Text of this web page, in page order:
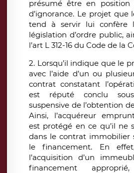
présumé être en position
d’ignorance. Le projet que
tend à servir lui confère
législation d’ordre public,
l’art L 312-16 du Code de la
2. Lorsqu’il indique que le
avec l’aide d’un ou
contrat constatant
est réputé conclu
suspensive de l’obtention
Ainsi, l’acquéreur
est protégé en ce qu’il ne
dans le contrat immobilier
le financement. En
l’acquisition d’un
financement